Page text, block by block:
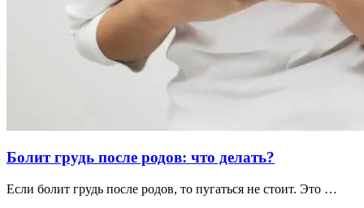
Болит грудь после родов: что делать?
Если болит грудь после родов, то пугаться не стоит. Это …